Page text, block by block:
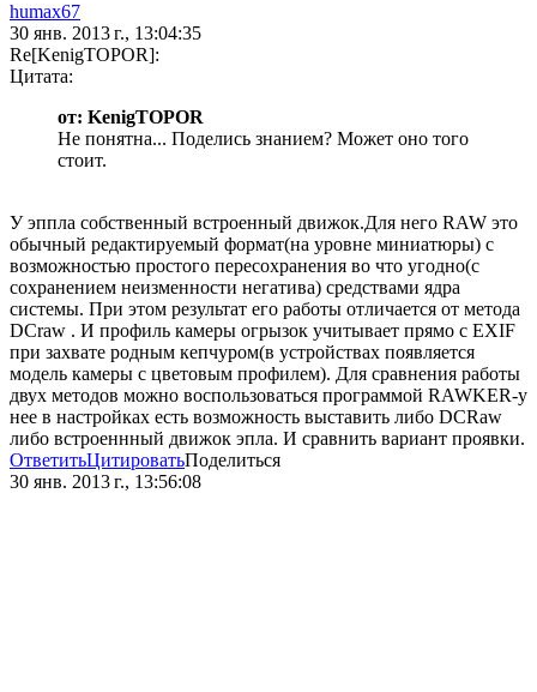
humax67
30 янв. 2013 г., 13:04:35
Re[KenigTOPOR]:
Цитата:
от: KenigTOPOR
Не понятна... Поделись знанием? Может оно того
стоит.
У эппла собственный встроенный движок.Для него RAW это
обычный редактируемый формат(на уровне миниатюры) с
возможностью простого пересохранения во что угодно(с
сохранением неизменности негатива) средствами ядра
системы. При этом результат его работы отличается от метода
DCraw . И профиль камеры огрызок учитывает прямо с ЕХIF
при захвате родным кепчуром(в устройствах появляется
модель камеры с цветовым профилем). Для сравнения работы
двух методов можно воспользоваться программой RAWKER-у
нее в настройках есть возможность выставить либо DCRaw
либо встроеннный движок эпла. И сравнить вариант проявки.
ОтветитьЦитироватьПоделиться
30 янв. 2013 г., 13:56:08